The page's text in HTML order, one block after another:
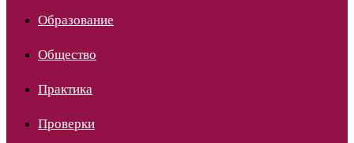
Образование
Общество
Практика
Проверки